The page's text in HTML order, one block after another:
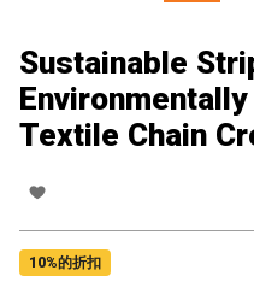
Sustainable
Textile Chain
10%的折扣